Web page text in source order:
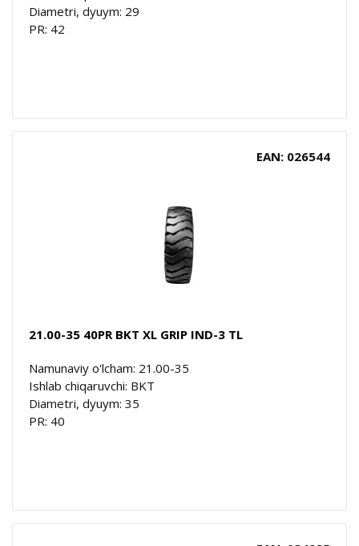
Diametri, dyuym: 29
PR: 42
EAN: 026544
21.00-35 40PR BKT XL GRIP IND-3 TL
Namunaviy o'lcham: 21.00-35
Ishlab chiqaruvchi: BKT
Diametri, dyuym: 35
PR: 40